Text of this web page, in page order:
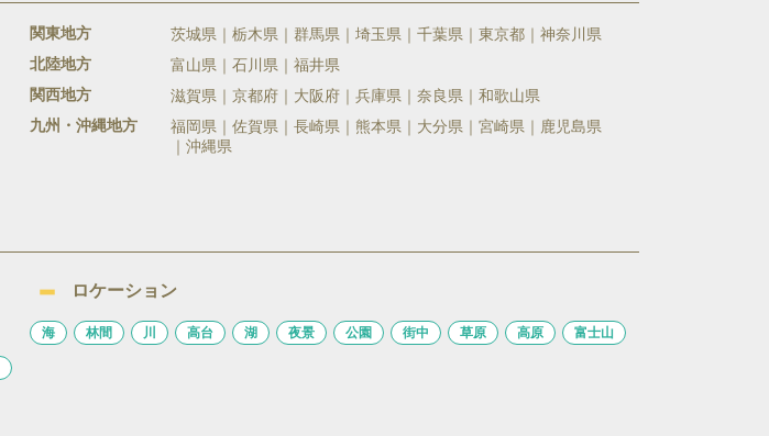
関東地方 茨城県 栃木県 群馬県 埼玉県 千葉県 東京都
神奈川県
北陸地方 富山県 石川県
福井県
関西地方 滋賀県 京都府 大阪府 兵庫県 奈良県
和歌山県
九州・沖縄地方 福岡県 佐賀県 長崎県 熊本県 大分県 宮崎県
鹿児島県
沖縄県
ロケーション
海 林間 川 高台 湖 夜景 公園 街中 草原 高原 富士山